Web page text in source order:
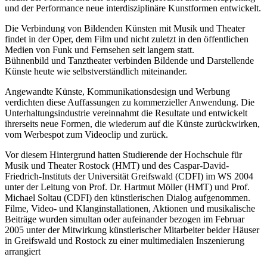
und der Performance neue interdisziplinäre Kunstformen entwickelt.
Die Verbindung von Bildenden Künsten mit Musik und Theater
findet in der Oper, dem Film und nicht zuletzt in den öffentlichen
Medien von Funk und Fernsehen seit langem statt.
Bühnenbild und Tanztheater verbinden Bildende und Darstellende
Künste heute wie selbstverständlich miteinander.
Angewandte Künste, Kommunikationsdesign und Werbung
verdichten diese Auffassungen zu kommerzieller Anwendung. Die
Unterhaltungsindustrie vereinnahmt die Resultate und entwickelt
ihrerseits neue Formen, die wiederum auf die Künste zurückwirken,
vom Werbespot zum Videoclip und zurück.
Vor diesem Hintergrund hatten Studierende der Hochschule für
Musik und Theater Rostock (HMT) und des Caspar-David-
Friedrich-Instituts der Universität Greifswald (CDFI) im WS 2004
unter der Leitung von Prof. Dr. Hartmut Möller (HMT) und Prof.
Michael Soltau (CDFI) den künstlerischen Dialog aufgenommen.
Filme, Video- und Klanginstallationen, Aktionen und musikalische
Beiträge wurden simultan oder aufeinander bezogen im Februar
2005 unter der Mitwirkung künstlerischer Mitarbeiter beider Häuser
in Greifswald und Rostock zu einer multimedialen Inszenierung
arrangiert